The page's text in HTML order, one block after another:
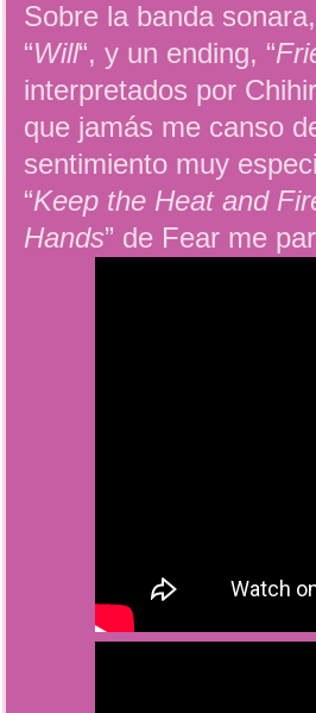
Sobre la banda
“Will“, y un ending, “
interpretados por
que jamás me canso
sentimiento muy
“Keep the Heat and
Hands” de Fear me